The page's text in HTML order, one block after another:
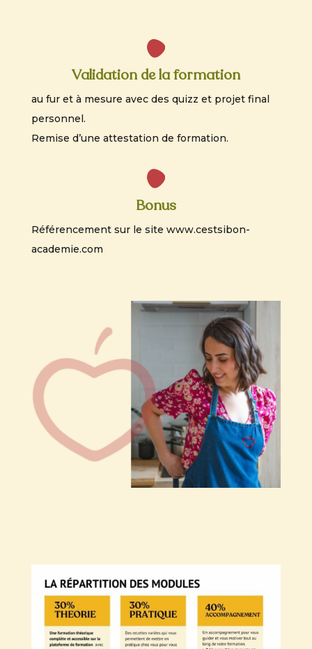
Validation de la formation
au fur et à mesure avec des quizz et projet final
personnel.
Remise d’une attestation de formation.
Bonus
Référencement sur le site www.cestsibon-
academie.com